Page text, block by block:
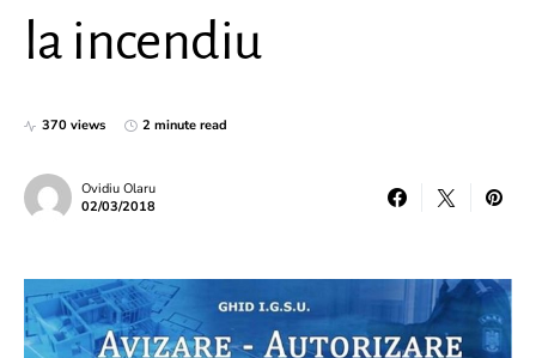
la incendiu
370 views 2 minute read
Ovidiu Olaru
02/03/2018